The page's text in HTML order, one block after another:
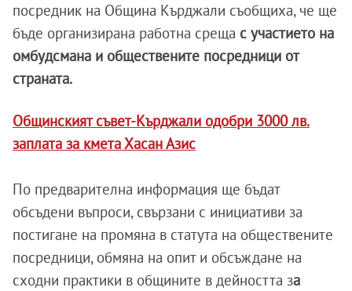
посредник на Община Кърджали съобщиха, че ще
бъде организирана работна среща с участието на
омбудсмана и обществените посредници от
страната.
Общинският съвет-Кърджали одобри 3000 лв.
заплата за кмета Хасан Азис
По предварителна информация ще бъдат
обсъдени въпроси, свързани с инициативи за
постигане на промяна в статута на обществените
посредници, обмяна на опит и обсъждане на
сходни практики в общините в дейността за